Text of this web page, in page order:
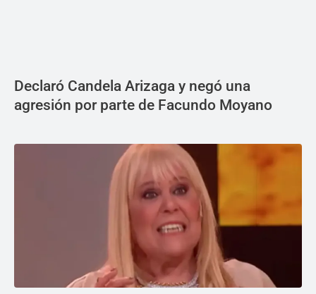
Declaró Candela Arizaga y negó una
agresión por parte de Facundo Moyano